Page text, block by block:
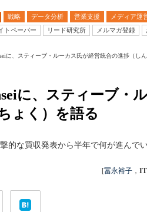
戦略 データ分析 営業支援 メディア運
トペーパー
リード研究所 メルマガ登録
に、スティーブ・ルーカス氏が経営統合の進捗（しん
に、スティーブ・
ょく）を語る
的な買収発表から半年で何が進んで
[冨永裕子 ，